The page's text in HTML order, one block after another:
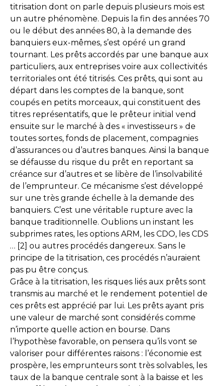
titrisation dont on parle depuis plusieurs mois est
un autre phénomène. Depuis la fin des années 70
ou le début des années 80, à la demande des
banquiers eux-mêmes, s’est opéré un grand
tournant. Les prêts accordés par une banque aux
particuliers, aux entreprises voire aux collectivités
territoriales ont été titrisés. Ces prêts, qui sont au
départ dans les comptes de la banque, sont
coupés en petits morceaux, qui constituent des
titres représentatifs, que le prêteur initial vend
ensuite sur le marché à des « investisseurs » de
toutes sortes, fonds de placement, compagnies
d’assurances ou d’autres banques. Ainsi la banque
se défausse du risque du prêt en reportant sa
créance sur d’autres et se libère de l’insolvabilité
de l’emprunteur. Ce mécanisme s’est développé
sur une très grande échelle à la demande des
banquiers. C’est une véritable rupture avec la
banque traditionnelle. Oublions un instant les
subprimes rates, les options ARM, les CDO, les CDS
… [2] ou autres procédés dangereux. Sans le
principe de la titrisation, ces procédés n’auraient
pas pu être conçus.
Grâce à la titrisation, les risques liés aux prêts sont
transmis au marché et le rendement potentiel de
ces prêts est apprécié par lui. Les prêts ayant pris
une valeur de marché sont considérés comme
n’importe quelle action en bourse. Dans
l’hypothèse favorable, on pensera qu’ils vont se
valoriser pour différentes raisons : l’économie est
prospère, les emprunteurs sont très solvables, les
taux de la banque centrale sont à la baisse et les